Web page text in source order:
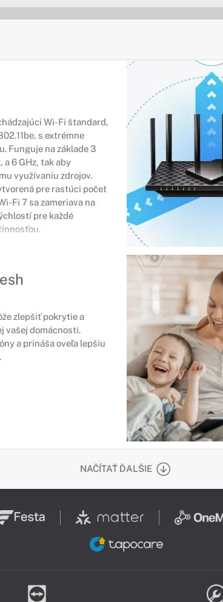
Wi-Fi štandard,
s extrémne
Funguje na základe 3
a 6 GHz, tak aby
využívaniu zdrojov.
pre rastúci počet
Fi 7 sa zameriava na
pre každé
zlepšiť pokrytie a
vašej domácnosti.
a prináša oveľa lepšiu
NAČÍTAŤ ĎALŠIE